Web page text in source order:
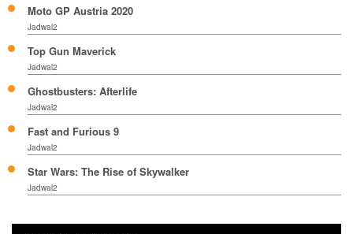
Moto GP Austria 2020
Jadwal2
Top Gun Maverick
Jadwal2
Ghostbusters: Afterlife
Jadwal2
Fast and Furious 9
Jadwal2
Star Wars: The Rise of Skywalker
Jadwal2